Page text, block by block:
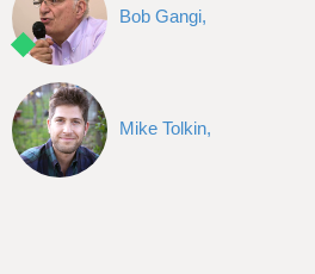
Bob Gangi,
Mike Tolkin,